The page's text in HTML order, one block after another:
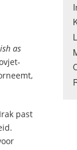
as
past